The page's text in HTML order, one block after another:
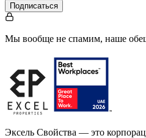
Подписаться
Мы вообще не спамим, наше
Эксель Свойства — это